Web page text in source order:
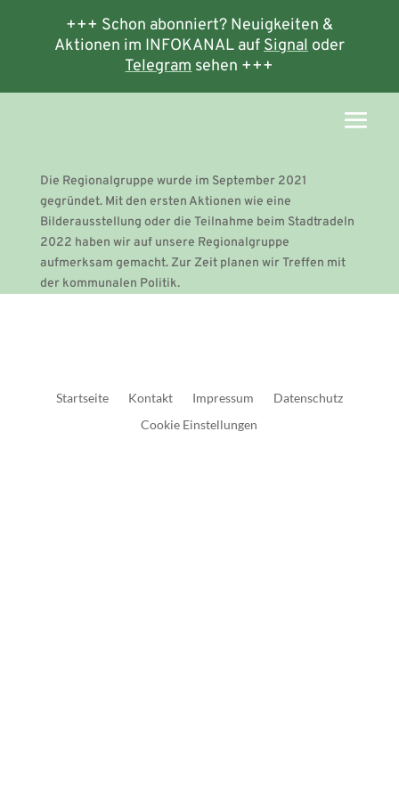
+++ Schon abonniert? Neuigkeiten &
Aktionen im INFOKANAL aufSignaloder
Telegramsehen +++
Die Regionalgruppe wurde im September 2021
gegründet. Mit den ersten Aktionen wie eine
Bilderausstellung oder die Teilnahme beim Stadtradeln
2022 haben wir auf unsere Regionalgruppe
aufmerksam gemacht. Zur Zeit planen wir Treffen mit
der kommunalen Politik.
Startseite Kontakt Impressum
Datenschutz
Cookie Einstellungen